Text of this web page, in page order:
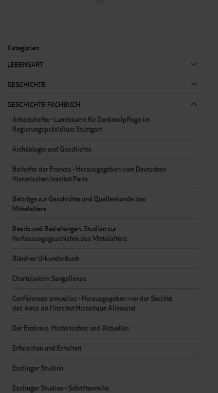
Kategorien
LEBENSART
GESCHICHTE
GESCHICHTE FACHBUCH
Arbeitshefte - Landesamt für Denkmalpflege im
Regierungspräsidium Stuttgart
Archäologie und Geschichte
Beihefte der Francia - Herausgegeben vom Deutschen
Historischen Institut Paris
Beiträge zur Geschichte und Quellenkunde des
Mittelalters
Besitz und Beziehungen. Studien zur
Verfassungsgeschichte des Mittelalters
Bündner Urkundenbuch
Chartularium Sangallense
Conférences annuelles - Herausgegeben von der Société
des Amis de l'Institut Historique Allemand
Der Enzkreis. Historisches und Aktuelles
Erforschen und Erhalten
Esslinger Studien
Esslinger Studien - Schriftenreihe